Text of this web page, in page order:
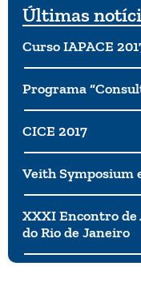
Últimas
Curso IAPACE
Programa
CICE 2017
Veith Symposium
XXXI Encontro
do Rio de Janeiro